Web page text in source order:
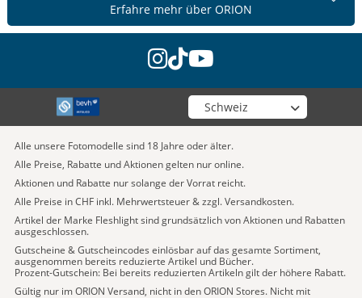
Erfahre mehr über ORION
instagram
tiktok
youtube
Wähle deinen Shop
Alle unsere Fotomodelle sind 18 Jahre oder älter.
Alle Preise, Rabatte und Aktionen gelten nur online.
Aktionen und Rabatte nur solange der Vorrat reicht.
Alle Preise in CHF inkl. Mehrwertsteuer & zzgl. Versandkosten.
Artikel der Marke Fleshlight sind grundsätzlich von Aktionen und Rabatten
ausgeschlossen.
Gutscheine & Gutscheincodes einlösbar auf das gesamte Sortiment,
ausgenommen bereits reduzierte Artikel und Bücher.
Prozent-Gutschein: Bei bereits reduzierten Artikeln gilt der höhere Rabatt.
Gültig nur im ORION Versand, nicht in den ORION Stores. Nicht mit